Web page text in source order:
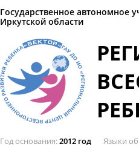
Государственное автономное
Иркутской области
Год основания 2012 год Языки